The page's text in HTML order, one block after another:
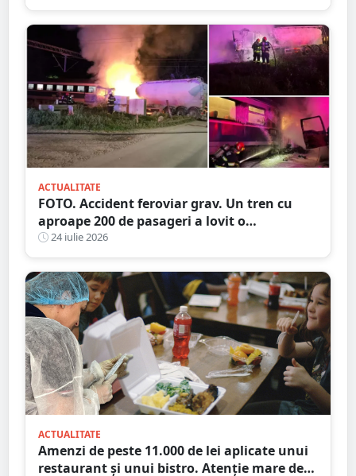
ACTUALITATE
FOTO. Accident feroviar grav. Un tren cu
aproape 200 de pasageri a lovit o
autocisternă, care a luat foc
24 iulie 2026
ACTUALITATE
Amenzi de peste 11.000 de lei aplicate unui
restaurant și unui bistro. Atenție mare de